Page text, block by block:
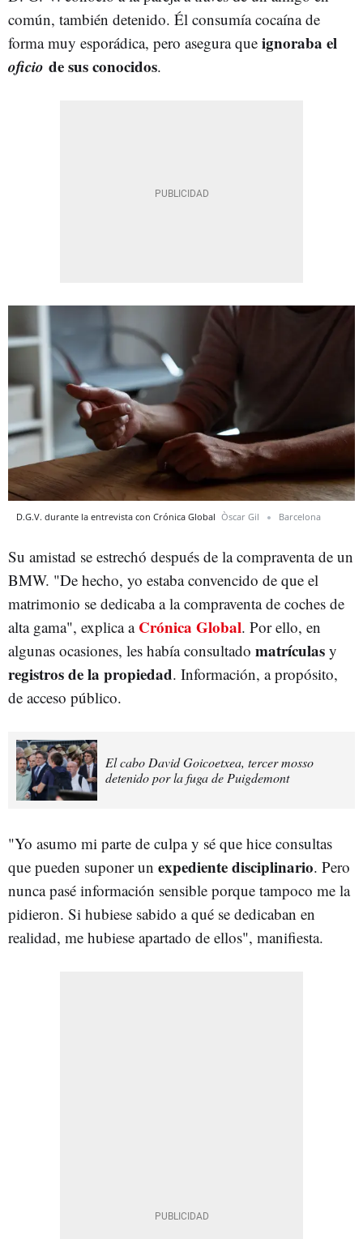
común, también detenido. Él consumía cocaína de
forma muy esporádica, pero asegura que ignoraba el
oficio de sus conocidos.
D.G.V. durante la entrevista con Crónica Global Òscar Gil Barcelona
Su amistad se estrechó después de la compraventa de un
BMW. "De hecho, yo estaba convencido de que el
matrimonio se dedicaba a la compraventa de coches de
alta gama", explica a Crónica Global. Por ello, en
algunas ocasiones, les había consultado matrículas y
registros de la propiedad. Información, a propósito,
de acceso público.
El cabo David Goicoetxea, tercer mosso
detenido por la fuga de Puigdemont
"Yo asumo mi parte de culpa y sé que hice consultas
que pueden suponer un expediente disciplinario. Pero
nunca pasé información sensible porque tampoco me la
pidieron. Si hubiese sabido a qué se dedicaban en
realidad, me hubiese apartado de ellos", manifiesta.